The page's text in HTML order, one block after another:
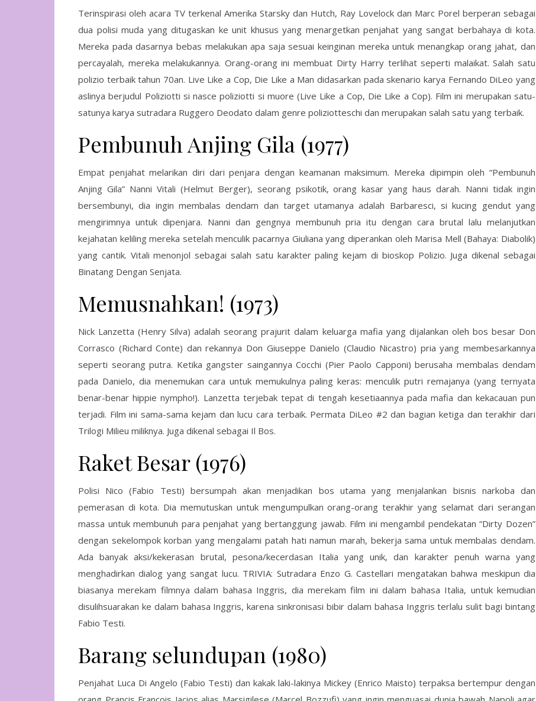
Terinspirasi oleh acara TV terkenal Amerika Starsky dan Hutch, Ray Lovelock dan Marc Porel berperan sebagai
dua polisi muda yang ditugaskan ke unit khusus yang menargetkan penjahat yang sangat berbahaya di kota.
Mereka pada dasarnya bebas melakukan apa saja sesuai keinginan mereka untuk menangkap orang jahat, dan
percayalah, mereka melakukannya. Orang-orang ini membuat Dirty Harry terlihat seperti malaikat. Salah satu
polizio terbaik tahun 70an. Live Like a Cop, Die Like a Man didasarkan pada skenario karya Fernando DiLeo yang
aslinya berjudul Poliziotti si nasce poliziotti si muore (Live Like a Cop, Die Like a Cop). Film ini merupakan satu-
satunya karya sutradara Ruggero Deodato dalam genre poliziotteschi dan merupakan salah satu yang terbaik.
Pembunuh Anjing Gila (1977)
Empat penjahat melarikan diri dari penjara dengan keamanan maksimum. Mereka dipimpin oleh “Pembunuh
Anjing Gila” Nanni Vitali (Helmut Berger), seorang psikotik, orang kasar yang haus darah. Nanni tidak ingin
bersembunyi, dia ingin membalas dendam dan target utamanya adalah Barbaresci, si kucing gendut yang
mengirimnya untuk dipenjara. Nanni dan gengnya membunuh pria itu dengan cara brutal lalu melanjutkan
kejahatan keliling mereka setelah menculik pacarnya Giuliana yang diperankan oleh Marisa Mell (Bahaya: Diabolik)
yang cantik. Vitali menonjol sebagai salah satu karakter paling kejam di bioskop Polizio. Juga dikenal sebagai
Binatang Dengan Senjata.
Memusnahkan! (1973)
Nick Lanzetta (Henry Silva) adalah seorang prajurit dalam keluarga mafia yang dijalankan oleh bos besar Don
Corrasco (Richard Conte) dan rekannya Don Giuseppe Danielo (Claudio Nicastro) pria yang membesarkannya
seperti seorang putra. Ketika gangster saingannya Cocchi (Pier Paolo Capponi) berusaha membalas dendam
pada Danielo, dia menemukan cara untuk memukulnya paling keras: menculik putri remajanya (yang ternyata
benar-benar hippie nympho!). Lanzetta terjebak tepat di tengah kesetiaannya pada mafia dan kekacauan pun
terjadi. Film ini sama-sama kejam dan lucu cara terbaik. Permata DiLeo #2 dan bagian ketiga dan terakhir dari
Trilogi Milieu miliknya. Juga dikenal sebagai Il Bos.
Raket Besar (1976)
Polisi Nico (Fabio Testi) bersumpah akan menjadikan bos utama yang menjalankan bisnis narkoba dan
pemerasan di kota. Dia memutuskan untuk mengumpulkan orang-orang terakhir yang selamat dari serangan
massa untuk membunuh para penjahat yang bertanggung jawab. Film ini mengambil pendekatan “Dirty Dozen”
dengan sekelompok korban yang mengalami patah hati namun marah, bekerja sama untuk membalas dendam.
Ada banyak aksi/kekerasan brutal, pesona/kecerdasan Italia yang unik, dan karakter penuh warna yang
menghadirkan dialog yang sangat lucu. TRIVIA: Sutradara Enzo G. Castellari mengatakan bahwa meskipun dia
biasanya merekam filmnya dalam bahasa Inggris, dia merekam film ini dalam bahasa Italia, untuk kemudian
disulihsuarakan ke dalam bahasa Inggris, karena sinkronisasi bibir dalam bahasa Inggris terlalu sulit bagi bintang
Fabio Testi.
Barang selundupan (1980)
Penjahat Luca Di Angelo (Fabio Testi) dan kakak laki-lakinya Mickey (Enrico Maisto) terpaksa bertempur dengan